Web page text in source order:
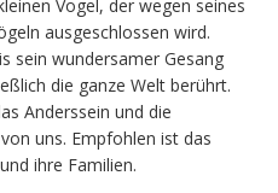
Vogel, der wegen seines
ausgeschlossen wird.
sein wundersamer Gesang
die ganze Welt berührt.
Anderssein und die
uns. Empfohlen ist das
ihre Familien.